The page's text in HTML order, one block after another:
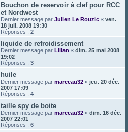
Bouchon de reservoir à clef pour RCC
et Nordwest
Dernier message par Julien Le Rouzic « ven.
18 juil. 2008 19:30
Réponses : 2
liquide de refroidissement
Dernier message par Lilian « dim. 25 mai 2008
19:02
Réponses : 3
huile
Dernier message par marceau32 « jeu. 20 déc.
2007 17:09
Réponses : 4
taille spy de boite
Dernier message par marceau32 « dim. 16 déc.
2007 22:01
Réponses : 6